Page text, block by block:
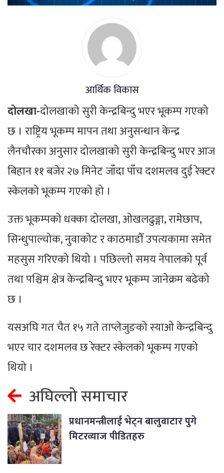
आर्थिक विकास
दोलखा-दोलखाको सुरी केन्द्रबिन्दु भएर भूकम्प गएको
छ । राष्ट्रिय भूकम्प मापन तथा अनुसन्धान केन्द्र
लैनचौरका अनुसार दोलखाको सुरी केन्द्रबिन्दु भएर आज
बिहान ११ बजेर २७ मिनेट जाँदा पाँच दशमलव दुई रेक्टर
स्केलको भूकम्प गएको हो ।
उक्त भूकम्पको धक्का दोलखा, ओखलढुङ्गा, रामेछाप,
सिन्धुपाल्चोक, नुवाकोट र काठमाडौँ उपत्यकामा समेत
महसुस गरिएको थियो । पछिल्लो समय नेपालको पूर्व
तथा पश्चिम क्षेत्र केन्द्रबिन्दु भएर भूकम्प जानेक्रम बढेको
छ ।
यसअघि गत चैत १५ गते ताप्लेजुङको स्याओ केन्द्रबिन्दु
भएर चार दशमलव छ रेक्टर स्केलको भूकम्प गएको
थियो ।
अघिल्लो समाचार
प्रधानमन्त्रीलाई भेट्न बालुवाटार पुगे
मिटरव्याज पीडितहरु